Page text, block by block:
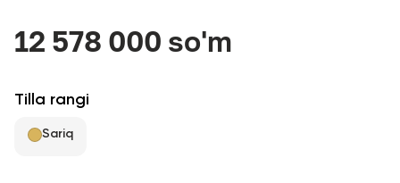
Sevimli
12 578 000 so'm
Tilla rangi
Sariq